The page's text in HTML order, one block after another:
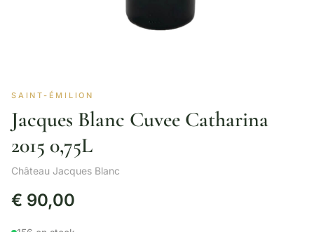
SAINT-ÉMILION
Jacques Blanc Cuvee Catharina
2015 0,75L
Château Jacques Blanc
€ 90,00